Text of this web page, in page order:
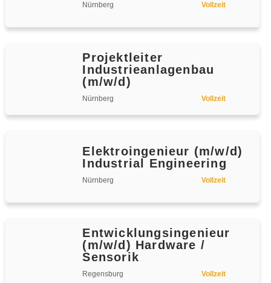
Nürnberg Vollzeit
Projektleiter
Industrieanlagenbau
(m/w/d)
Nürnberg Vollzeit
Elektroingenieur (m/w/d)
Industrial Engineering
Nürnberg Vollzeit
Entwicklungsingenieur
(m/w/d) Hardware /
Sensorik
Regensburg Vollzeit